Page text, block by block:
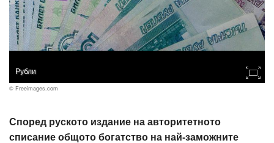
Рубли
© Freeimages.com
Според руското издание на авторитетното
списание общото богатство на най-заможните